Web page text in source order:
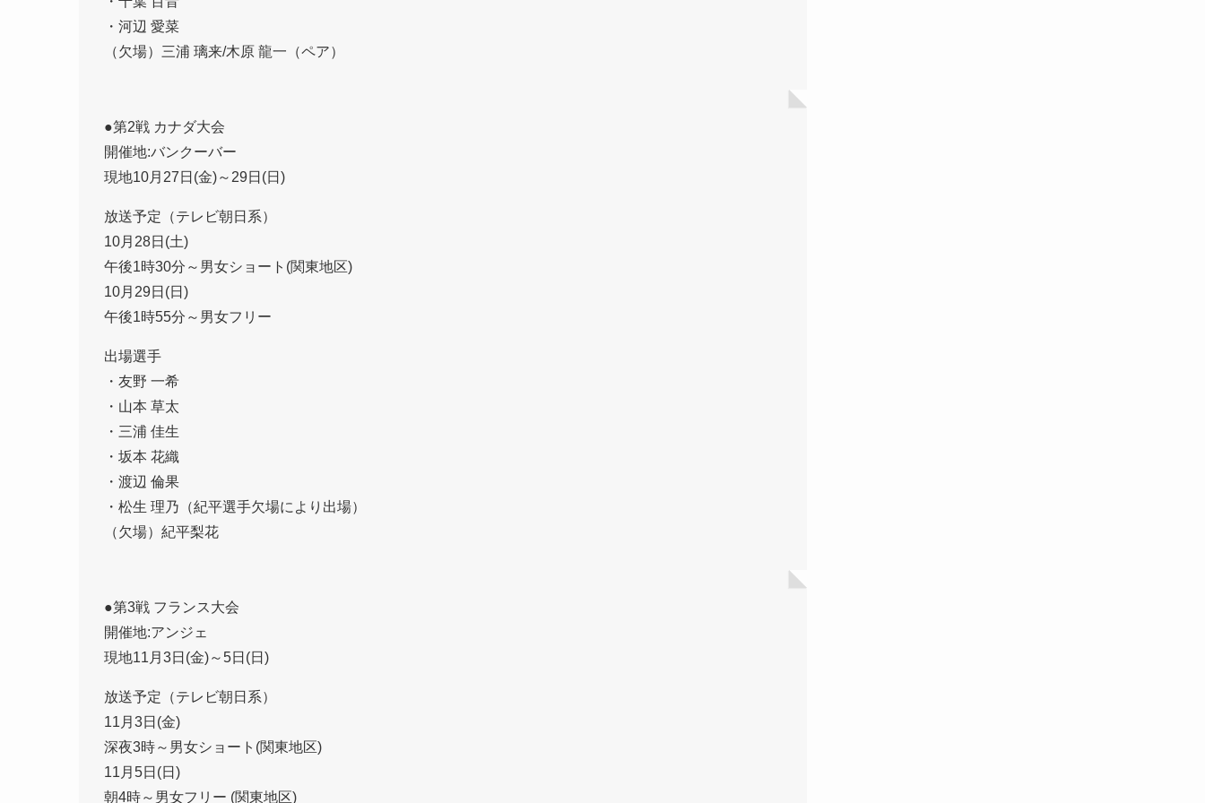
・河辺 愛菜
（欠場）三浦 璃来/木原 龍一（ペア）
●第2戦 カナダ大会
開催地:バンクーバー
現地10月27日(金)～29日(日)
放送予定（テレビ朝日系）
10月28日(土)
午後1時30分～男女ショート(関東地区)
10月29日(日)
午後1時55分～男女フリー
出場選手
・友野 一希
・山本 草太
・三浦 佳生
・坂本 花織
・渡辺 倫果
・松生 理乃（紀平選手欠場により出場）
（欠場）紀平梨花
●第3戦 フランス大会
開催地:アンジェ
現地11月3日(金)～5日(日)
放送予定（テレビ朝日系）
11月3日(金)
深夜3時～男女ショート(関東地区)
11月5日(日)
朝4時～男女フリー (関東地区)